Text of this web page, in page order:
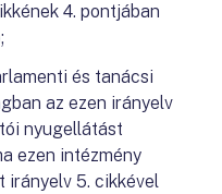
4. pontjában
és tanácsi
az ezen irányelv
nyugellátást
ezen intézmény
irányelv 5. cikkével